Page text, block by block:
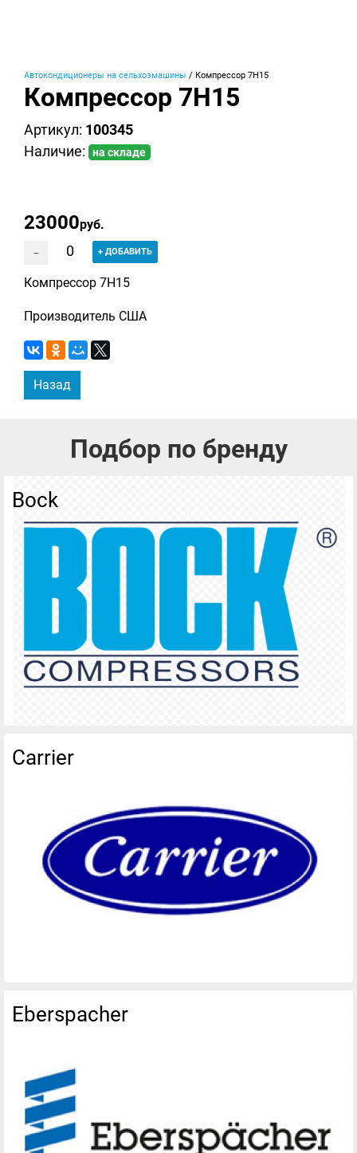
Автoкoндициoнеры на сельхoзмaшины / Компрессор 7Н15
Компрессор 7Н15
Артикул: 100345
Наличие:
на складе
23000руб.
- + ДОБАВИТЬ
Компрессор 7Н15
Производитель США
Назад
Подбор по бренду
Bock
Carrier
Eberspacher